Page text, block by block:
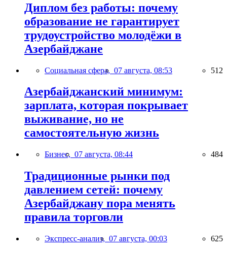
Диплом без работы: почему
образование не гарантирует
трудоустройство молодёжи в
Азербайджане
Социальная сфера, 07 августа, 08:53 512
Азербайджанский минимум:
зарплата, которая покрывает
выживание, но не
самостоятельную жизнь
Бизнес, 07 августа, 08:44 484
Традиционные рынки под
давлением сетей: почему
Азербайджану пора менять
правила торговли
Экспресс-анализ, 07 августа, 00:03 625